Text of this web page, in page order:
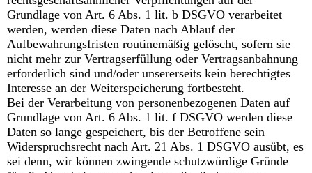
Grundlage von Art. 6 Abs. 1 lit. b DSGVO verarbeitet
werden, werden diese Daten nach Ablauf der
Aufbewahrungsfristen routinemäßig gelöscht, sofern sie
nicht mehr zur Vertragserfüllung oder Vertragsanbahnung
erforderlich sind und/oder unsererseits kein berechtigtes
Interesse an der Weiterspeicherung fortbesteht.
Bei der Verarbeitung von personenbezogenen Daten auf
Grundlage von Art. 6 Abs. 1 lit. f DSGVO werden diese
Daten so lange gespeichert, bis der Betroffene sein
Widerspruchsrecht nach Art. 21 Abs. 1 DSGVO ausübt, es
sei denn, wir können zwingende schutzwürdige Gründe